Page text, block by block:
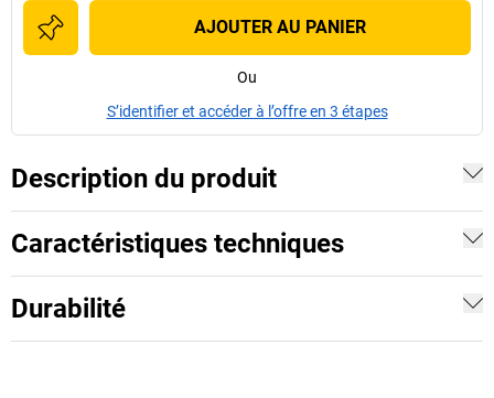
AJOUTER AU PANIER
Ou
S’identifier et accéder à l’offre en 3 étapes
Description du produit
Caractéristiques techniques
Durabilité